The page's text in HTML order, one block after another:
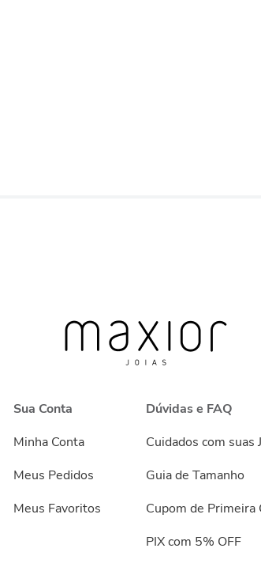
Sua Conta
Minha Conta
Meus Pedidos
Meus Favoritos
Dúvidas e FAQ
Cuidados com suas
Guia de Tamanho
Cupom de Primeira
PIX com 5% OFF